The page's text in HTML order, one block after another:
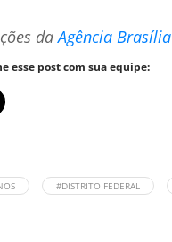
daAgência Brasília
esse post com sua equipe:
#DISTRITO FEDERAL